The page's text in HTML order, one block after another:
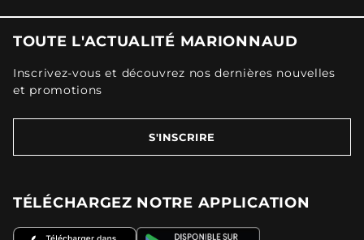
TOUTE L'ACTUALITÉ MARIONNAUD
Inscrivez-vous et découvrez nos dernières nouvelles
et promotions
S'INSCRIRE
TÉLÉCHARGEZ NOTRE APPLICATION